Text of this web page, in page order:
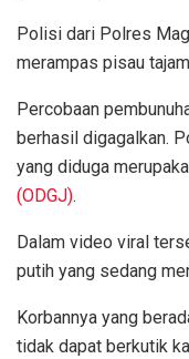
Polisi dari Polres
merampas pisau
Percobaan
berhasil digagalkan.
yang diduga
(ODGJ).
Dalam video viral
putih yang sedang
Korbannya yang
tidak dapat berkutik